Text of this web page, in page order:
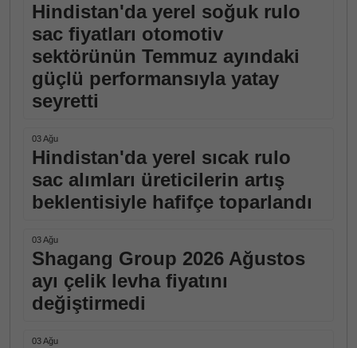
Hindistan'da yerel soğuk rulo
sac fiyatları otomotiv
sektörünün Temmuz ayındaki
güçlü performansıyla yatay
seyretti
03 Ağu
Hindistan'da yerel sıcak rulo
sac alımları üreticilerin artış
beklentisiyle hafifçe toparlandı
03 Ağu
Shagang Group 2026 Ağustos
ayı çelik levha fiyatını
değiştirmedi
03 Ağu